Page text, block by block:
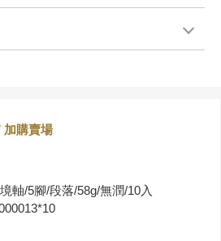
加購賣場
軸/5腳/段落/58g/無潤/10入